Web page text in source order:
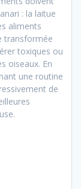
: la laitue
aliments
transformée
toxiques ou
oiseaux. En
une routine
de